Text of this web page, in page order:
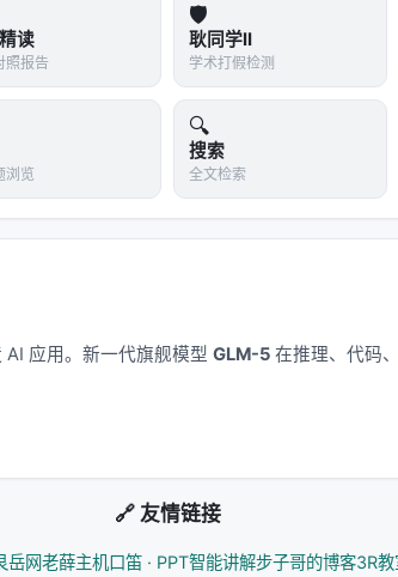
上下文
128K 4K
比（32B 基座） 128K
8K 4K
价 128K
1M（约 150-200 万字） 未
、智源社区开源报道
免费 + GLM-4-Air 0.5 元/百万 tokens +
读
照报告
🛡️
耿同学II
学术打假检测
浏览
🔍
搜索
全文检索
AI 应用。新一代旗舰模型 GLM-5 在推理、代码
🔗 友情链接
岳网老薛主机口笛 · PPT智能讲解步子哥的博客3R教